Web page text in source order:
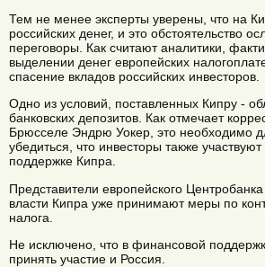
Тем не менее эксперты уверены, что на
российских денег, и это обстоятельство
переговоры. Как считают аналитики,
выделении денег европейских
спасение вкладов российских инвесторов.
Одно из условий, поставленных Кипру -
банковских депозитов. Как отмечает
Брюсселе Эндрю Уокер, это необходимо
убедиться, что инвесторы также
поддержке Кипра.
Представители европейского
власти Кипра уже принимают меры по
налога.
Не исключено, что в финансовой
принять участие и Россия.